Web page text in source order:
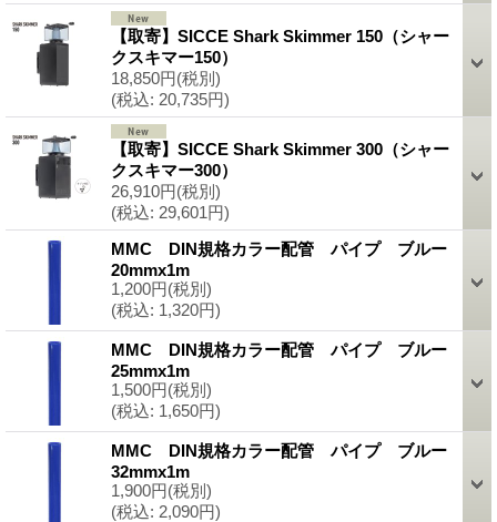
【取寄】SICCE Shark Skimmer 150（シャー
クスキマー150）
18,850円(税別)
(税込: 20,735円)
【取寄】SICCE Shark Skimmer 300（シャー
クスキマー300）
26,910円(税別)
(税込: 29,601円)
MMC DIN規格カラー配管 パイプ ブルー
20mmx1m
1,200円(税別)
(税込: 1,320円)
MMC DIN規格カラー配管 パイプ ブルー
25mmx1m
1,500円(税別)
(税込: 1,650円)
MMC DIN規格カラー配管 パイプ ブルー
32mmx1m
1,900円(税別)
(税込: 2,090円)